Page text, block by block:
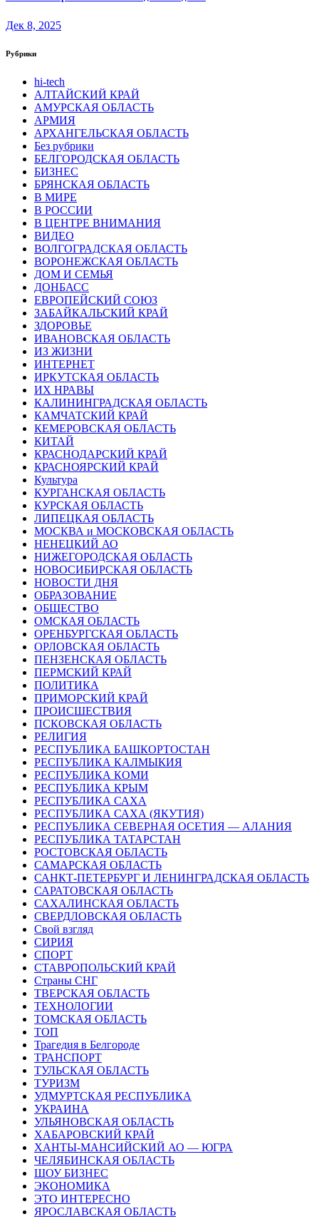
Дек 8, 2025
Рубрики
hi-tech
АЛТАЙСКИЙ КРАЙ
АМУРСКАЯ ОБЛАСТЬ
АРМИЯ
АРХАНГЕЛЬСКАЯ ОБЛАСТЬ
Без рубрики
БЕЛГОРОДСКАЯ ОБЛАСТЬ
БИЗНЕС
БРЯНСКАЯ ОБЛАСТЬ
В МИРЕ
В РОССИИ
В ЦЕНТРЕ ВНИМАНИЯ
ВИДЕО
ВОЛГОГРАДСКАЯ ОБЛАСТЬ
ВОРОНЕЖСКАЯ ОБЛАСТЬ
ДОМ И СЕМЬЯ
ДОНБАСС
ЕВРОПЕЙСКИЙ СОЮЗ
ЗАБАЙКАЛЬСКИЙ КРАЙ
ЗДОРОВЬЕ
ИВАНОВСКАЯ ОБЛАСТЬ
ИЗ ЖИЗНИ
ИНТЕРНЕТ
ИРКУТСКАЯ ОБЛАСТЬ
ИХ НРАВЫ
КАЛИНИНГРАДCКАЯ ОБЛАСТЬ
КАМЧАТСКИЙ КРАЙ
КЕМЕРОВСКАЯ ОБЛАСТЬ
КИТАЙ
КРАСНОДАРСКИЙ КРАЙ
КРАСНОЯРСКИЙ КРАЙ
Культура
КУРГАНСКАЯ ОБЛАСТЬ
КУРСКАЯ ОБЛАСТЬ
ЛИПЕЦКАЯ ОБЛАСТЬ
МОСКВА и МОСКОВСКАЯ ОБЛАСТЬ
НЕНЕЦКИЙ АО
НИЖЕГОРОДСКАЯ ОБЛАСТЬ
НОВОСИБИРСКАЯ ОБЛАСТЬ
НОВОСТИ ДНЯ
ОБРАЗОВАНИЕ
ОБЩЕСТВО
ОМСКАЯ ОБЛАСТЬ
ОРЕНБУРГСКАЯ ОБЛАСТЬ
ОРЛОВСКАЯ ОБЛАСТЬ
ПЕНЗЕНСКАЯ ОБЛАСТЬ
ПЕРМСКИЙ КРАЙ
ПОЛИТИКА
ПРИМОРСКИЙ КРАЙ
ПРОИСШЕСТВИЯ
ПСКОВСКАЯ ОБЛАСТЬ
РЕЛИГИЯ
РЕСПУБЛИКА БАШКОРТОСТАН
РЕСПУБЛИКА КАЛМЫКИЯ
РЕСПУБЛИКА КОМИ
РЕСПУБЛИКА КРЫМ
РЕСПУБЛИКА САХА
РЕСПУБЛИКА САХА (ЯКУТИЯ)
РЕСПУБЛИКА СЕВЕРНАЯ ОСЕТИЯ — АЛАНИЯ
РЕСПУБЛИКА ТАТАРСТАН
РОСТОВСКАЯ ОБЛАСТЬ
САМАРСКАЯ ОБЛАСТЬ
САНКТ-ПЕТЕРБУРГ И ЛЕНИНГРАДСКАЯ ОБЛАСТЬ
САРАТОВСКАЯ ОБЛАСТЬ
САХАЛИНСКАЯ ОБЛАСТЬ
СВЕРДЛОВСКАЯ ОБЛАСТЬ
Свой взгляд
СИРИЯ
СПОРТ
СТАВРОПОЛЬСКИЙ КРАЙ
Страны СНГ
ТВЕРСКАЯ ОБЛАСТЬ
ТЕХНОЛОГИИ
ТОМСКАЯ ОБЛАСТЬ
ТОП
Трагедия в Белгороде
ТРАНСПОРТ
ТУЛЬСКАЯ ОБЛАСТЬ
ТУРИЗМ
УДМУРТСКАЯ РЕСПУБЛИКА
УКРАИНА
УЛЬЯНОВСКАЯ ОБЛАСТЬ
ХАБАРОВСКИЙ КРАЙ
ХАНТЫ-МАНСИЙСКИЙ АО — ЮГРА
ЧЕЛЯБИНСКАЯ ОБЛАСТЬ
ШОУ БИЗНЕС
ЭКОНОМИКА
ЭТО ИНТЕРЕСНО
ЯРОСЛАВСКАЯ ОБЛАСТЬ